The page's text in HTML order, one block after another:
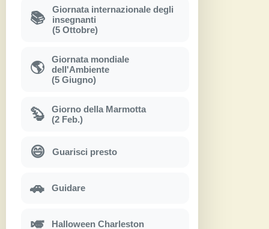
📚
Giornata internazionale degli
insegnanti
(5 Ottobre)
🌎
Giornata mondiale
dell'Ambiente
(5 Giugno)
🦫
Giorno della Marmotta
(2 Feb.)
😄 Guarisci presto
🚗 Guidare
🎺 Halloween Charleston